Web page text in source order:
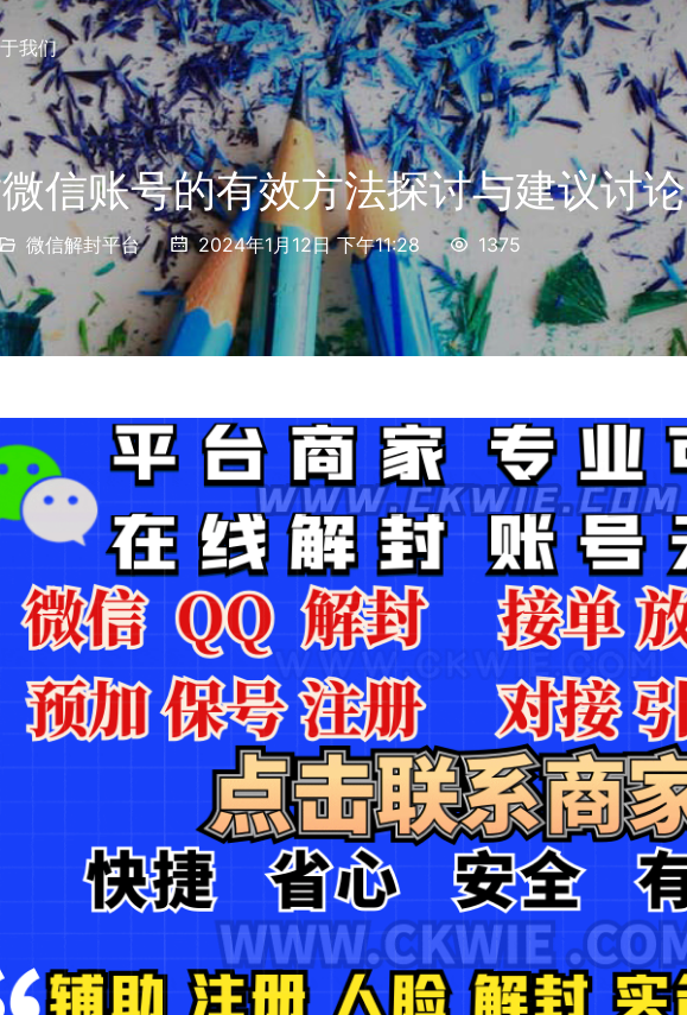
我们
信账号的有效方法探讨与建议讨论
微信解封平台 2024年1月12日 下午11:28 1375